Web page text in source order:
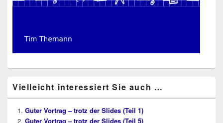
Vielleicht interessiert Sie auch …
Guter Vortrag – trotz der Slides (Teil 1)
Guter Vortrag – trotz der Slides (Teil 5)